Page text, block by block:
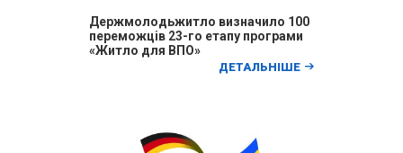
Держмолодьжитло визначило 100
переможців 23-го етапу програми
«Житло для ВПО»
ДЕТАЛЬНІШЕ